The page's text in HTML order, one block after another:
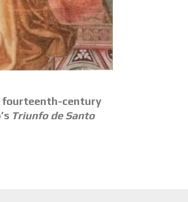
four­te­enth-cen­tu­ry
Tri­un­fo de San­to